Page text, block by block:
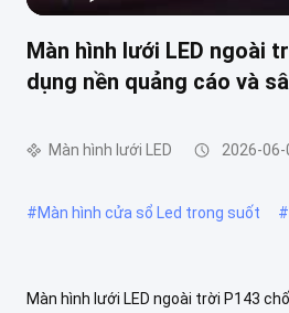
Màn hình lưới LED ngoài
dụng nền quảng cáo và
Màn hình lưới LED 2026-06-
#Màn hình cửa sổ Led trong suốt #
Màn hình lưới LED ngoài trời P143